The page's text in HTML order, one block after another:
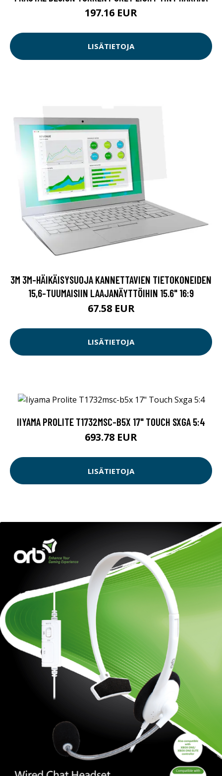
197.16 EUR
LISÄTIETOJA
3M 3M-HÄIKÄISYSUOJA KANNETTAVIEN TIETOKONEIDEN
15,6-TUUMAISIIN LAAJANÄYTTÖIHIN 15.6" 16:9
67.58 EUR
LISÄTIETOJA
IIYAMA PROLITE T1732MSC-B5X 17" TOUCH SXGA 5:4
693.78 EUR
LISÄTIETOJA